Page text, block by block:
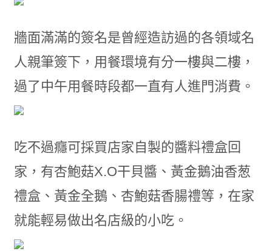
牆面滿滿的簽名是曾經造訪過的各領域名
人親筆簽下，用餐環境有分一樓與二樓，
過了中午用餐時段都一直有人進門消費。
吃不過癮可採買店家自製的醬料禮盒回
家，有杏鮑菇X.O干貝醬、黃金鵝油香葱
禮盒、黃金全鵝、杏鮑菇香腸禮等，在家
就能輕易做出名店級的小吃。